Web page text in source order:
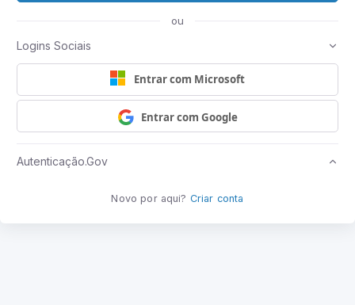
ou
Logins Sociais
Entrar com Microsoft
Entrar com Google
Autenticação.Gov
Novo por aqui? Criar conta